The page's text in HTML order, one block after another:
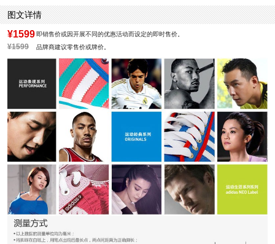
图文详情
¥1599 即销售价或因开展不同的优惠活动而设定的即时售价。
¥1599 品牌商建议零售价或牌价。